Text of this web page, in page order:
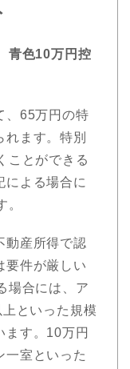
青色10万円控
、65万円の特
れます。特別
ことができる
による場合に
。
動産所得で認
要件が厳しい
場合には、ア
といった規模
ます。10万円
一室といった